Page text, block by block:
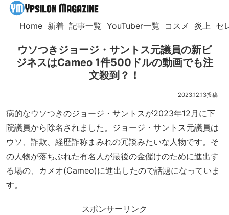
Home 新着 記事一覧 YouTuber一覧 コスメ 炎上 セ
ウソつきジョージ・サントス元議員の新ビ
ジネスはCameo 1件500ドルの動画でも注
文殺到？！
2023.12.13
病的なウソつきのジョージ・サントスが2023年12月に下
院議員から除名されました。ジョージ・サントス元議員は
ウソ、詐欺、経歴詐称まみれの冗談みたいな人物です。そ
の人物が落ちぶれた有名人が最後の金儲けのために進出す
る場の、カメオ(Cameo)に進出したので話題になっていま
す。
スポンサーリンク